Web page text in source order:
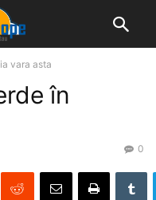
vara asta
în
0